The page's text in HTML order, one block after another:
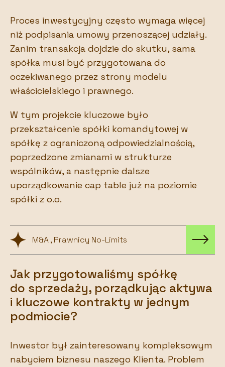
Proces inwestycyjny często wymaga więcej
niż podpisania umowy przenoszącej udziały.
Zanim transakcja dojdzie do skutku, sama
spółka musi być przygotowana do
oczekiwanego przez strony modelu
właścicielskiego i prawnego.
W tym projekcie kluczowe było
przekształcenie spółki komandytowej w
spółkę z ograniczoną odpowiedzialnością,
poprzedzone zmianami w strukturze
wspólników, a następnie dalsze
uporządkowanie cap table już na poziomie
spółki z o.o.
M&A , Prawnicy No-Limits
Jak przygotowaliśmy spółkę
do sprzedaży, porządkując aktywa
i kluczowe kontrakty w jednym
podmiocie?
Inwestor był zainteresowany kompleksowym
nabyciem biznesu naszego Klienta. Problem